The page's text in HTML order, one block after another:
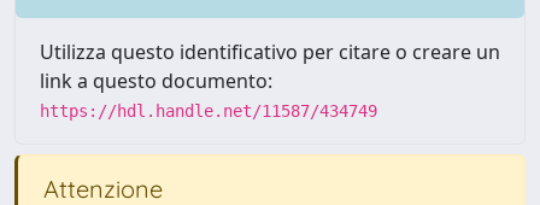
Utilizza questo identificativo per citare o creare un
link a questo documento:
https://hdl.handle.net/11587/434749
Attenzione